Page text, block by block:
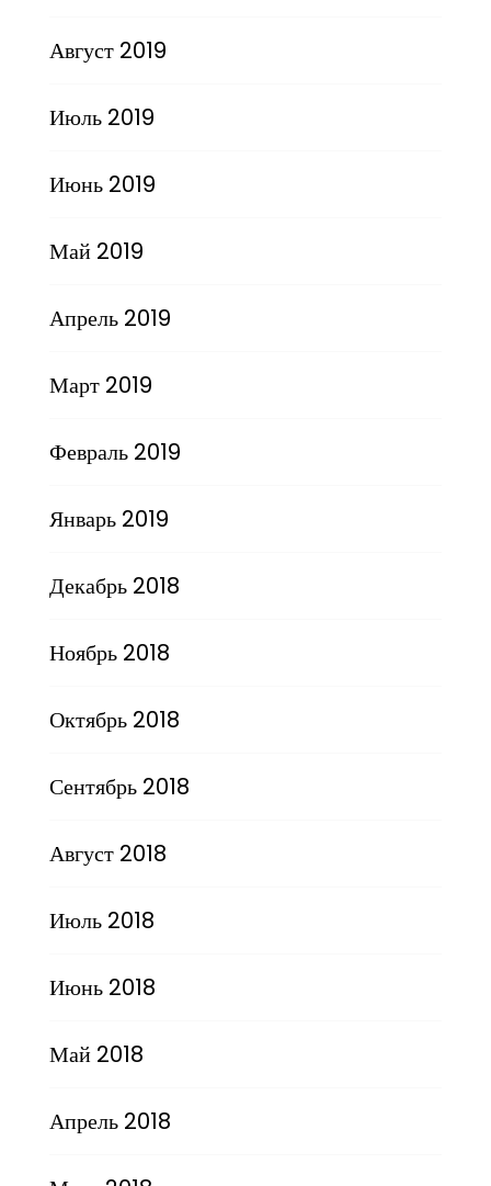
Август 2019
Июль 2019
Июнь 2019
Май 2019
Апрель 2019
Март 2019
Февраль 2019
Январь 2019
Декабрь 2018
Ноябрь 2018
Октябрь 2018
Сентябрь 2018
Август 2018
Июль 2018
Июнь 2018
Май 2018
Апрель 2018